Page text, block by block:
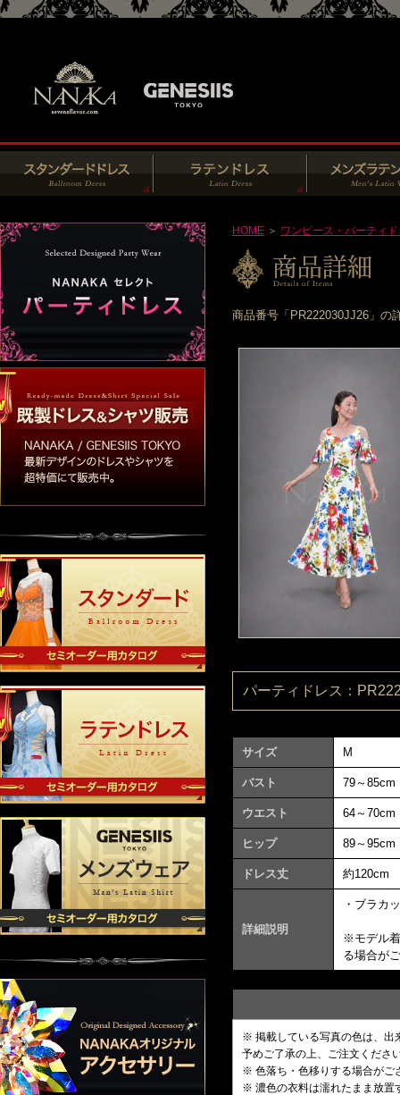
HOME ＞ ワンピース・パーティ
商品番号「PR222030JJ26」の
パーティドレス：
サイズ M
バスト 79～85cm
ウエスト 64～70cm
ヒップ 89～95cm
ドレス丈 約120cm
詳細説明
・ブラカ
※モデル
る場合が
※ 掲載している写真の色は、出
予めご了承の上、ご注文くださ
※ 色落ち・色移りする場合がご
※ 濃色の衣料は濡れたまま放置